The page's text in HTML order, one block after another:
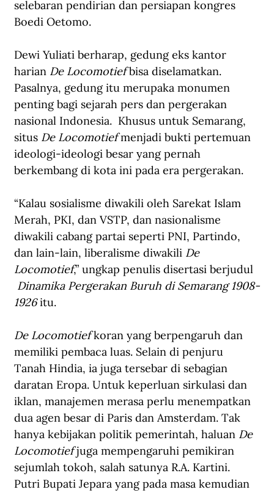
selebaran pendirian dan persiapan kongres
Boedi Oetomo.
Dewi Yuliati berharap, gedung eks kantor
harian De Locomotief bisa diselamatkan.
Pasalnya, gedung itu merupaka monumen
penting bagi sejarah pers dan pergerakan
nasional Indonesia.  Khusus untuk Semarang,
situs De Locomotief menjadi bukti pertemuan
ideologi-ideologi besar yang pernah
berkembang di kota ini pada era pergerakan.
“Kalau sosialisme diwakili oleh Sarekat Islam
Merah, PKI, dan VSTP, dan nasionalisme
diwakili cabang partai seperti PNI, Partindo,
dan lain-lain, liberalisme diwakili De
Locomotief,” ungkap penulis disertasi berjudul
Dinamika Pergerakan Buruh di Semarang 1908-
1926 itu.
De Locomotief koran yang berpengaruh dan
memiliki pembaca luas. Selain di penjuru
Tanah Hindia, ia juga tersebar di sebagian
daratan Eropa. Untuk keperluan sirkulasi dan
iklan, manajemen merasa perlu menempatkan
dua agen besar di Paris dan Amsterdam. Tak
hanya kebijakan politik pemerintah, haluan De
Locomotief juga mempengaruhi pemikiran
sejumlah tokoh, salah satunya R.A. Kartini.
Putri Bupati Jepara yang pada masa kemudian